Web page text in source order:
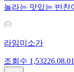
놀라는 맛있는 반찬
라임미소가
조회수 1,53226.08.01